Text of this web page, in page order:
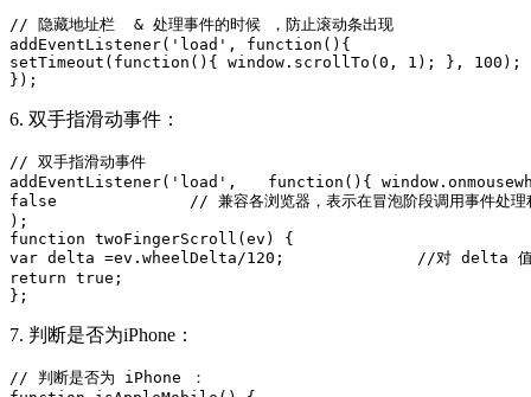
// 隐藏地址栏  & 处理事件的时候 ，防止滚动条出现
addEventListener('load', function(){
setTimeout(function(){ window.scrollTo(0, 1); }, 100);
});
6. 双手指滑动事件：
// 双手指滑动事件
addEventListener('load',　　function(){
false              // 兼容各浏览器，表示在冒泡阶段调用事件处理
);
function twoFingerScroll(ev) {
var delta =ev.wheelDelta/120;              //对 delta 值进行
return true;
};
7. 判断是否为iPhone：
// 判断是否为 iPhone ：